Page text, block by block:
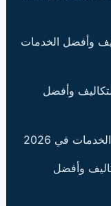
وأفضل الخدمات
وأفضل
في 2026
وأفضل